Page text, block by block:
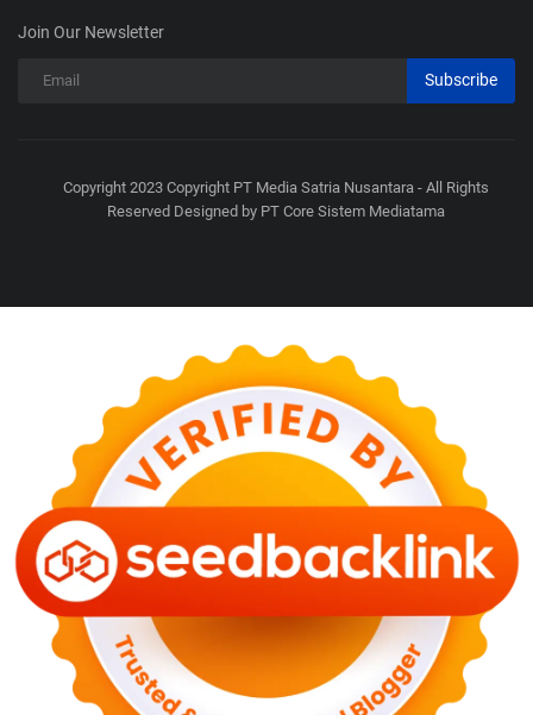
Join Our Newsletter
Subscribe
Copyright 2023 Copyright PT Media Satria Nusantara - All Rights
Reserved Designed by PT Core Sistem Mediatama